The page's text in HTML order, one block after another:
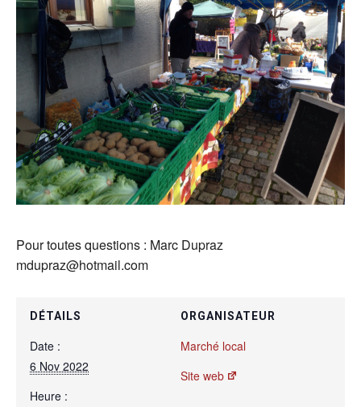
Pour toutes questions : Marc Dupraz
mdupraz@hotmail.com
DÉTAILS
Date :
6 Nov 2022
Heure :
ORGANISATEUR
Marché local
Site web